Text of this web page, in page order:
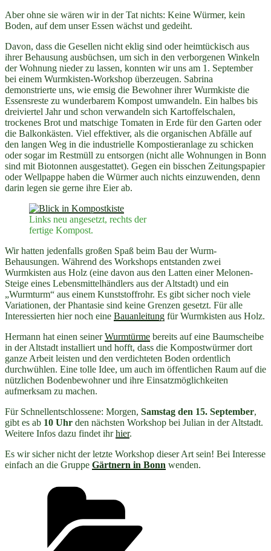
Aber ohne sie wären wir in der Tat nichts: Keine Würmer, kein
Boden, auf dem unser Essen wächst und gedeiht.
Davon, dass die Gesellen nicht eklig sind oder heimtückisch aus
ihrer Behausung ausbüchsen, um sich in den verborgenen Winkeln
der Wohnung nieder zu lassen, konnten wir uns am 1. September
bei einem Wurmkisten-Workshop überzeugen. Sabrina
demonstrierte uns, wie emsig die Bewohner ihrer Wurmkiste die
Essensreste zu wunderbarem Kompost umwandeln. Ein halbes bis
dreiviertel Jahr und schon verwandeln sich Kartoffelschalen,
trockenes Brot und matschige Tomaten in Erde für den Garten oder
die Balkonkästen. Viel effektiver, als die organischen Abfälle auf
den langen Weg in die industrielle Kompostieranlage zu schicken
oder sogar im Restmüll zu entsorgen (nicht alle Wohnungen in Bonn
sind mit Biotonnen ausgestattet). Gegen ein bisschen Zeitungspapier
oder Wellpappe haben die Würmer auch nichts einzuwenden, denn
darin legen sie gerne ihre Eier ab.
Links neu angesetzt, rechts der
fertige Kompost.
Wir hatten jedenfalls großen Spaß beim Bau der Wurm-
Behausungen. Während des Workshops entstanden zwei
Wurmkisten aus Holz (eine davon aus den Latten einer Melonen-
Steige eines Lebensmittelhändlers aus der Altstadt) und ein
„Wurmturm“ aus einem Kunststoffrohr. Es gibt sicher noch viele
Variationen, der Phantasie sind keine Grenzen gesetzt. Für alle
Interessierten hier noch eine Bauanleitung für Wurmkisten aus Holz.
Hermann hat einen seinerWurmtürme bereits auf eine Baumscheibe
in der Altstadt installiert und hofft, dass die Kompostwürmer dort
ganze Arbeit leisten und den verdichteten Boden ordentlich
durchwühlen. Eine tolle Idee, um auch im öffentlichen Raum auf die
nützlichen Bodenbewohner und ihre Einsatzmöglichkeiten
aufmerksam zu machen.
Für Schnellentschlossene: Morgen, Samstag den 15. September,
gibt es ab 10 Uhr den nächsten Workshop bei Julian in der Altstadt.
Weitere Infos dazu findet ihrhier.
Es wir sicher nicht der letzte Workshop dieser Art sein! Bei Interesse
einfach an die Gruppe Gärtnern in Bonn wenden.